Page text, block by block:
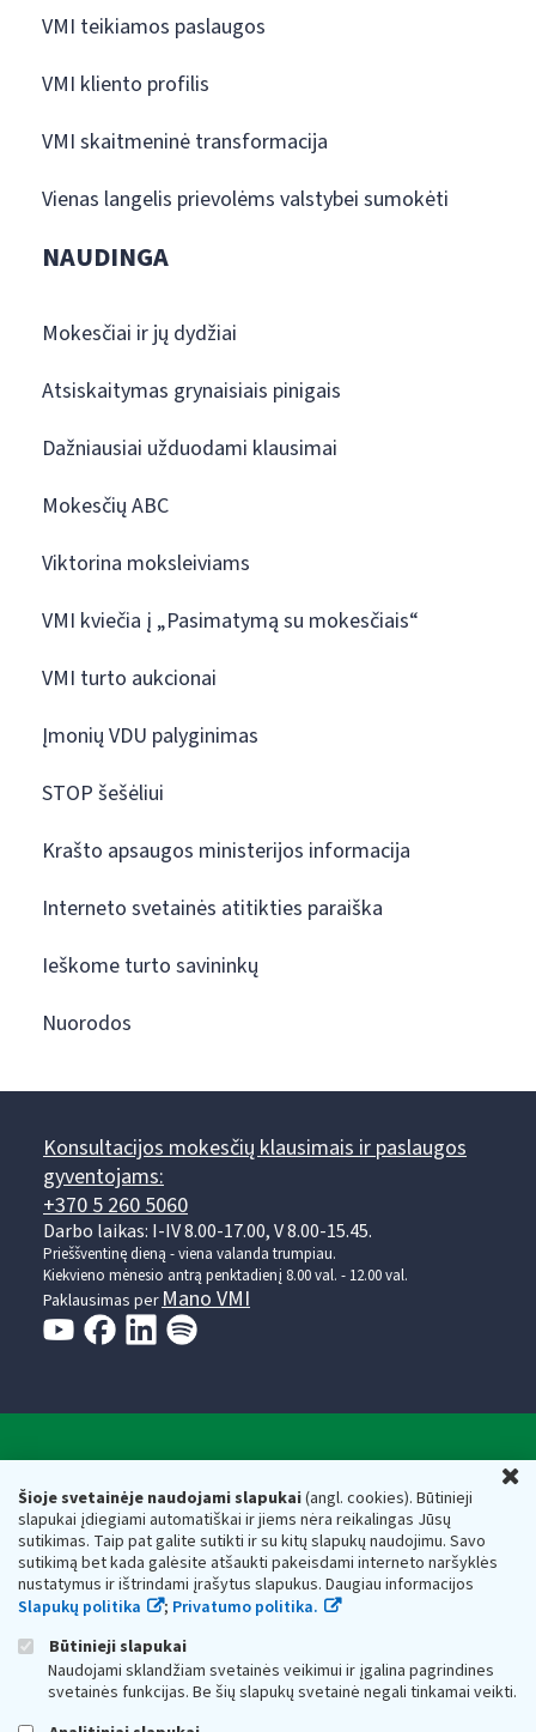
Šioje svetainėje naudojami slapukai(angl. cookies). Būtinieji
slapukai įdiegiami automatiškai ir jiems nėra reikalingas Jūsų
sutikimas. Taip pat galite sutikti ir su kitų slapukų naudojimu. Savo
sutikimą bet kada galėsite atšaukti pakeisdami interneto naršyklės
nustatymus ir ištrindami įrašytus slapukus. Daugiau informacijos
Slapukų politika
; Privatumo politika.
Būtinieji slapukai
Naudojami sklandžiam svetainės veikimui ir įgalina pagrindines
svetainės funkcijas. Be šių slapukų svetainė negali tinkamai veikti.
VMI teikiamos paslaugos
VMI kliento profilis
VMI skaitmeninė transformacija
Vienas langelis prievolėms valstybei sumokėti
NAUDINGA
Mokesčiai ir jų dydžiai
Atsiskaitymas grynaisiais pinigais
Dažniausiai užduodami klausimai
Mokesčių ABC
Viktorina moksleiviams
VMI kviečia į „Pasimatymą su mokesčiais“
VMI turto aukcionai
Įmonių VDU palyginimas
STOP šešėliui
Krašto apsaugos ministerijos informacija
Interneto svetainės atitikties paraiška
Ieškome turto savininkų
Nuorodos
Konsultacijos mokesčių klausimais ir paslaugos
gyventojams:
+370 5 260 5060
Darbo laikas: I-IV 8.00-17.00, V 8.00-15.45.
Prieššventinę dieną - viena valanda trumpiau.
Kiekvieno mėnesio antrą penktadienį 8.00 val. - 12.00 val.
Paklausimas per Mano VMI
Respublikos finansų ministerijos
Biudžetinė įstaiga. Juridinio asmens kodas — 188659752,
adresas: Vasario 16-osios g. 14, 01107 Vilnius, Lietuva, el.paštas:
vmi@vmi.lt, E. pristatymo dėžutės adresas 188659752
Duomenys apie Valstybinę mokesčių inspekciją prie Lietuvos
Respublikos finansų ministerijos kaupiami ir saugomi Juridinių